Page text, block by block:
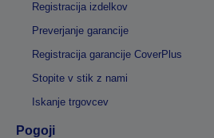
Registracija izdelkov
Preverjanje garancije
Registracija garancije CoverPlus
Stopite v stik z nami
Iskanje trgovcev
Pogoji